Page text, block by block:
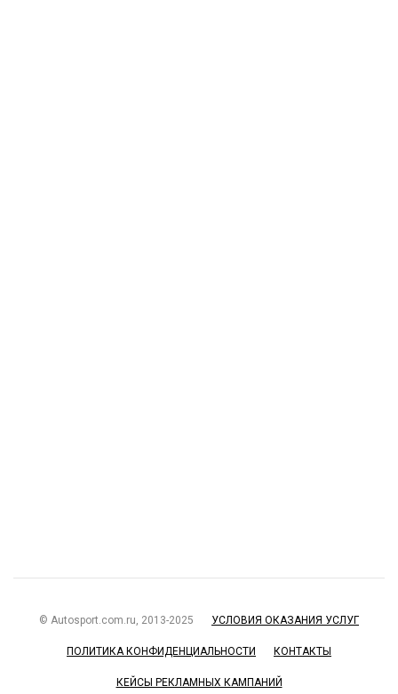
© Autosport.com.ru, 2013-2025 УСЛОВИЯ ОКАЗАНИЯ УСЛУГ
ПОЛИТИКА КОНФИДЕНЦИАЛЬНОСТИ КОНТАКТЫ
КЕЙСЫ РЕКЛАМНЫХ КАМПАНИЙ